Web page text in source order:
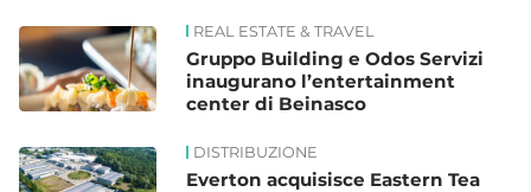
REAL ESTATE & TRAVEL
Gruppo Building e Odos Servizi
inaugurano l’entertainment
center di Beinasco
DISTRIBUZIONE
Everton acquisisce Eastern Tea